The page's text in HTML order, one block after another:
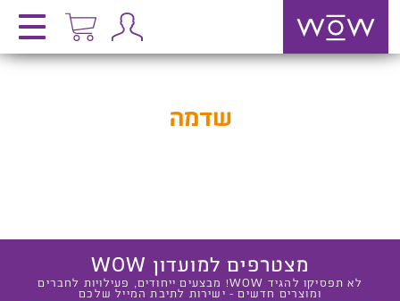
שדמה
מצטרפים למועדון WOW
לא תפסיקו להגיד WOW! מבצעים ייחודים, פעילויות לחברים
ומוצרים חדשים - ישירות לתיבת המייל שלכם